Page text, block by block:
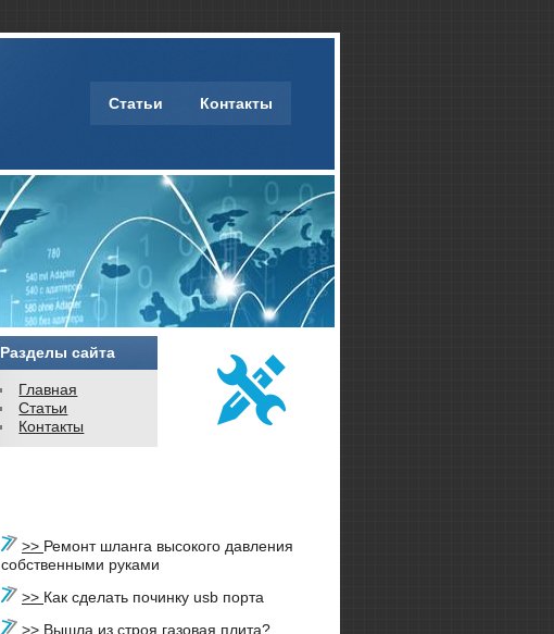
Статьи Контакты
Разделы сайта
Главная
Статьи
Контакты
>> Ремонт шланга высокого давления
собственными руками
>> Как сделать починку usb порта
>> Вышла из строя газовая плита?